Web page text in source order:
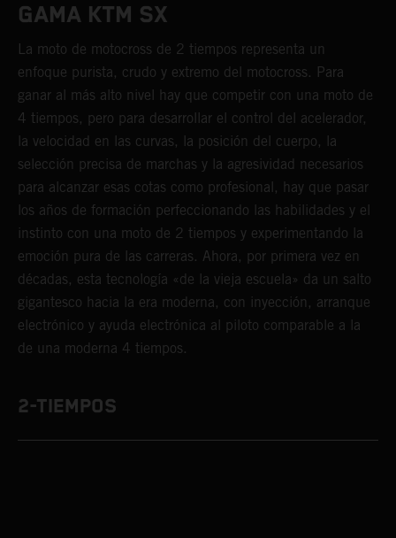
GAMA KTM SX
La moto de motocross de 2 tiempos representa un
enfoque purista, crudo y extremo del motocross. Para
ganar al más alto nivel hay que competir con una moto de
4 tiempos, pero para desarrollar el control del acelerador,
la velocidad en las curvas, la posición del cuerpo, la
selección precisa de marchas y la agresividad necesarios
para alcanzar esas cotas como profesional, hay que pasar
los años de formación perfeccionando las habilidades y el
instinto con una moto de 2 tiempos y experimentando la
emoción pura de las carreras. Ahora, por primera vez en
décadas, esta tecnología «de la vieja escuela» da un salto
gigantesco hacia la era moderna, con inyección, arranque
electrónico y ayuda electrónica al piloto comparable a la
de una moderna 4 tiempos.
2-TIEMPOS